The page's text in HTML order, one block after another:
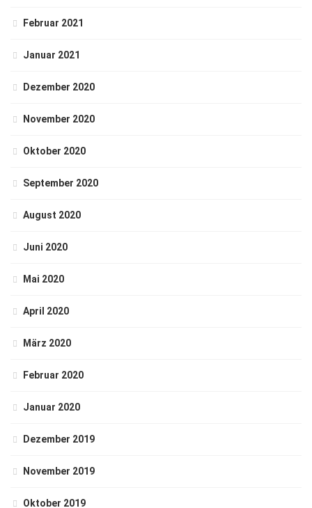
Februar 2021
Januar 2021
Dezember 2020
November 2020
Oktober 2020
September 2020
August 2020
Juni 2020
Mai 2020
April 2020
März 2020
Februar 2020
Januar 2020
Dezember 2019
November 2019
Oktober 2019